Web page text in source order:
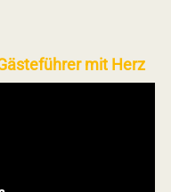
mit Herz